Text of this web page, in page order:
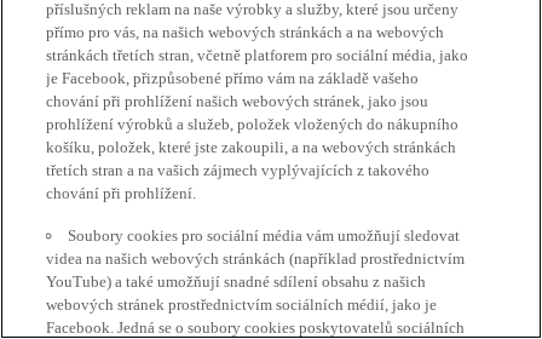
příslušných reklam na naše výrobky a služby, které jsou určeny
přímo pro vás, na našich webových stránkách a na webových
stránkách třetích stran, včetně platforem pro sociální média, jako
je Facebook, přizpůsobené přímo vám na základě vašeho
chování při prohlížení našich webových stránek, jako jsou
prohlížení výrobků a služeb, položek vložených do nákupního
košíku, položek, které jste zakoupili, a na webových stránkách
třetích stran a na vašich zájmech vyplývajících z takového
chování při prohlížení.
Soubory cookies pro sociální média vám umožňují sledovat
videa na našich webových stránkách (například prostřednictvím
YouTube) a také umožňují snadné sdílení obsahu z našich
webových stránek prostřednictvím sociálních médií, jako je
Facebook. Jedná se o soubory cookies poskytovatelů sociálních